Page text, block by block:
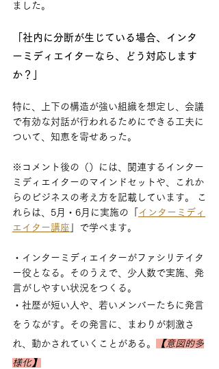
ました。
「社内に分断が生じている場合、インタ
ーミディエイターなら、どう対応します
か？」
特に、上下の構造が強い組織を想定し、会議
で有効な対話が行われるためにできる工夫に
ついて、知恵を寄せあった。
※コメント後の（）には、関連するインター
ミディエイターのマインドセットや、これか
らのビジネスの考え方を記載しています。 こ
れらは、5月・6月に実施の「
インターミディ
エイター講座 」で学べます。
・インターミディエイターがファシリテイタ
ー役となる。そのうえで、少人数で実施、発
言がしやすい状況をつくる。
・社歴が短い人や、若いメンバーたちに発言
をうながす。その発言に、まわりが刺激さ
れ、動かされていくことがある。
【意図的多
様化】